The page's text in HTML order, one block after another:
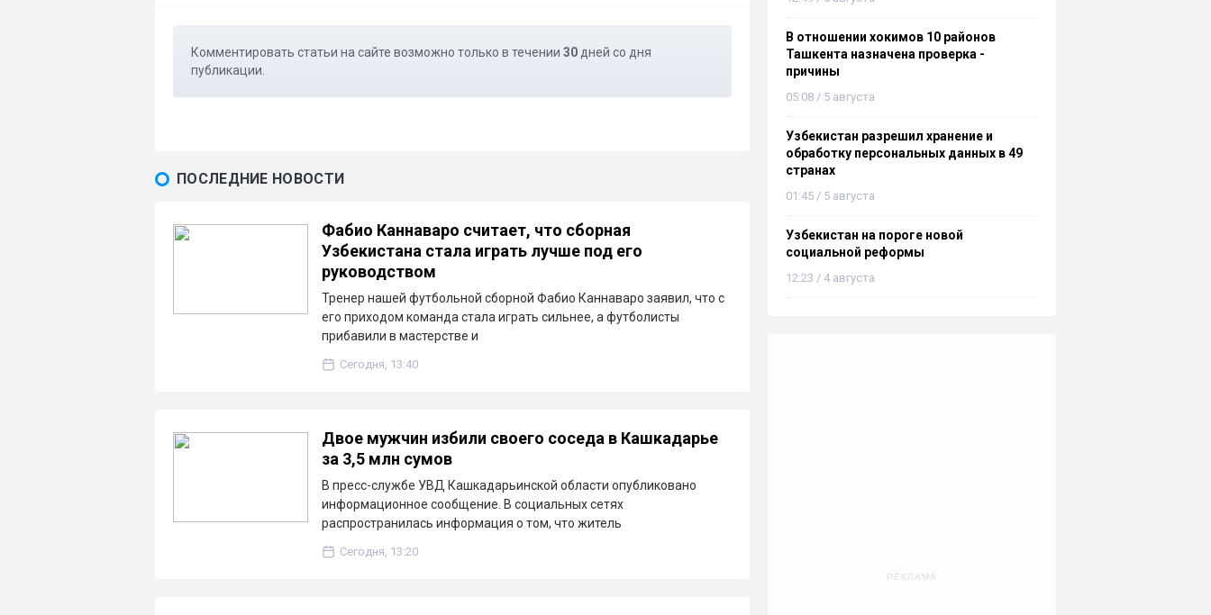
Комментировать статьи на сайте возможно только в течении 30 дней со дня
публикации.
ПОСЛЕДНИЕ НОВОСТИ
Фабио Каннаваро считает, что сборная
Узбекистана стала играть лучше под его
руководством
Тренер нашей футбольной сборной Фабио Каннаваро заявил, что с
его приходом команда стала играть сильнее, а футболисты
прибавили в мастерстве и
Сегодня, 13:40
Двое мужчин избили своего соседа в Кашкадарье
за 3,5 млн сумов
В пресс-службе УВД Кашкадарьинской области опубликовано
информационное сообщение. В социальных сетях
распространилась информация о том, что житель
Сегодня, 13:20
В отношении хокимов 10 районов
Ташкента назначена проверка -
причины
05:08 / 5 августа
Узбекистан разрешил хранение и
обработку персональных данных в 49
странах
01:45 / 5 августа
Узбекистан на пороге новой
социальной реформы
12:23 / 4 августа